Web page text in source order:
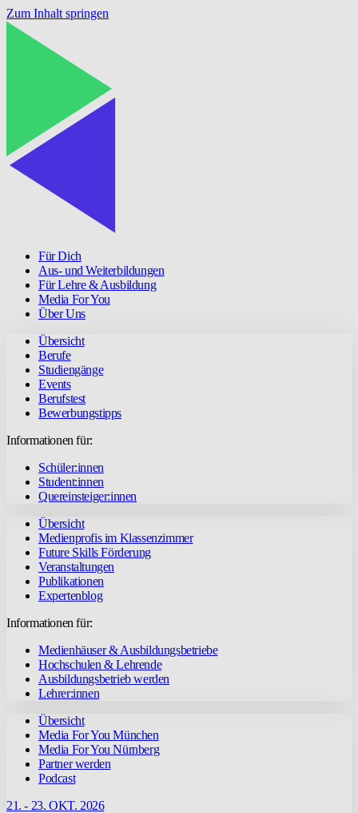
Zum Inhalt springen
Für Dich
Aus- und Weiterbildungen
Für Lehre & Ausbildung
Media For You
Über Uns
Übersicht
Berufe
Studiengänge
Events
Berufstest
Bewerbungstipps
Informationen für:
Schüler:innen
Student:innen
Quereinsteiger:innen
Übersicht
Medienprofis im Klassenzimmer
Future Skills Förderung
Veranstaltungen
Publikationen
Expertenblog
Informationen für:
Medienhäuser & Ausbildungsbetriebe
Hochschulen & Lehrende
Ausbildungsbetrieb werden
Lehrer:innen
Übersicht
Media For You München
Media For You Nürnberg
Partner werden
Podcast
21. - 23. OKT. 2026